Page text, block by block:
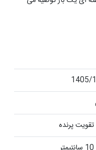
1405/
تقویت پرنده